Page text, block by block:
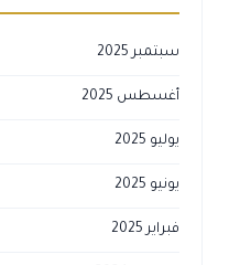
سبتمبر 2025
أغسطس 2025
يوليو 2025
يونيو 2025
فبراير 2025